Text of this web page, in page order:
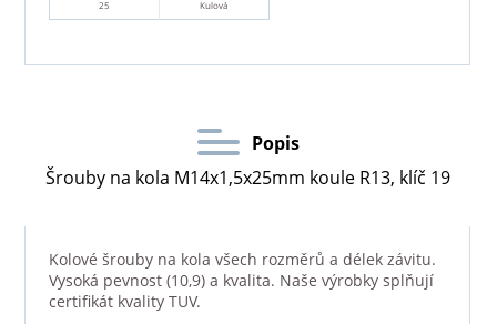
25 Kulová
Popis
Šrouby na kola M14x1,5x25mm koule R13, klíč 19
Kolové šrouby na kola všech rozměrů a délek závitu.
Vysoká pevnost (10,9) a kvalita. Naše výrobky splňují
certifikát kvality TUV.